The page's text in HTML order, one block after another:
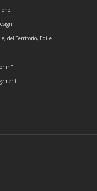
del Territorio, Edile